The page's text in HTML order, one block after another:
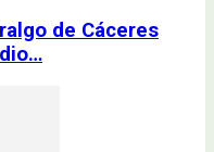
de Cáceres